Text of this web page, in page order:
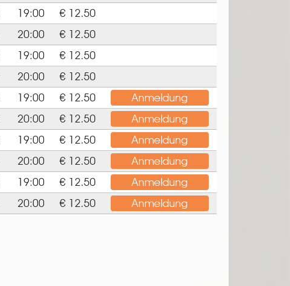
19:00
€ 12.50
20:00
€ 12.50
19:00
€ 12.50
20:00
€ 12.50
19:00 € 12.50
Anmeldung
20:00 € 12.50
Anmeldung
19:00 € 12.50
Anmeldung
20:00 € 12.50
Anmeldung
19:00 € 12.50
Anmeldung
20:00 € 12.50 Anmeldung